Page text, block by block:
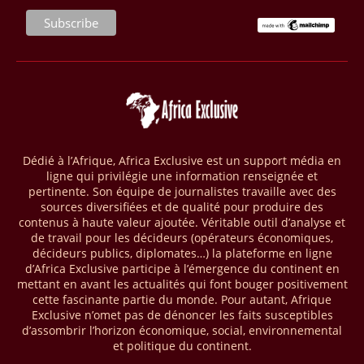
seront placés sous gestion durable.
téléphonie mobile (GSMA), près de 1432 milliards USD ont transité
par les comptes de mobile money en Afrique au cours de l'année
2025, en hausse d'environ 27 % par rapport à 2024. Le rapport intitulé
que le continent a capté environ 66 % de la valeur des transactions de
mobile money réalisées à l’échelle mondiale, qui s’est établie à 2091
milliards USD (+23 % par rapport à 2024). L’Afrique a également
enregistré environ 74 % du nombre de transactions de Mobile money
répertoriées l’an passé dans le monde, avec environ 92 milliards de
transactions (+16 % par rapport à 2024) sur un total de 125 milliards
dans le monde.
28/03/26 AFRIQUE - ECONOMIE CREATIVE
Une rapport publié dernièrement par le Boston Consulting Group, et
intitulé « Africa Unleashed: Empowering Women in Creative Industries
», dresse un état des lieux saisissant de l'économie créative africaine
Dédié à l’Afrique, Africa Exclusive est un support média en
ligne qui privilégie une information renseignée et
pertinente. Son équipe de journalistes travaille avec des
sources diversifiées et de qualité pour produire des
contenus à haute valeur ajoutée. Véritable outil d’analyse et
de travail pour les décideurs (opérateurs économiques,
décideurs publics, diplomates…) la plateforme en ligne
d’Africa Exclusive participe à l’émergence du continent en
mettant en avant les actualités qui font bouger positivement
cette fascinante partie du monde. Pour autant, Afrique
Exclusive n’omet pas de dénoncer les faits susceptibles
d’assombrir l’horizon économique, social, environnemental
et politique du continent.